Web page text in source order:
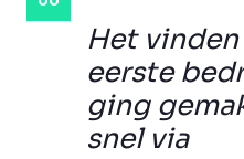
Het
eerste
ging
snel via